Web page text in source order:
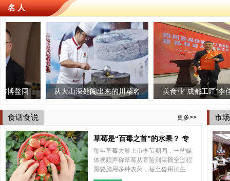
名 人
从大山深处闯出来的川菜名
美食业“成都工匠”李佳豪荣
食话食说 更多>>
草莓是“百毒之首”的水果？ 专
家“五问五答”为你解惑
每年草莓大量上市季节期间，一些媒
体视频声称草莓从育苗到采摘全过程
需要施用多种农药，甚至兽用抗生
素，认为草莓不能吃。这些视频不断
市